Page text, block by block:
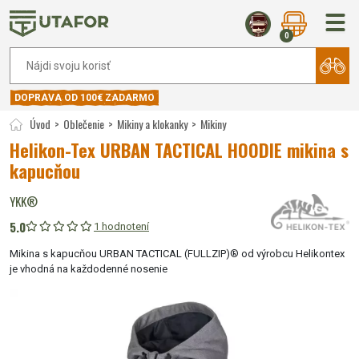
0
DOPRAVA OD 100€ ZADARMO
Úvod Oblečenie Mikiny a klokanky Mikiny
Helikon-Tex URBAN TACTICAL HOODIE mikina s
kapucňou
YKK®
5.0
1 hodnotení
Mikina s kapucňou URBAN TACTICAL (FULLZIP)® od výrobcu Helikontex
je vhodná na každodenné nosenie